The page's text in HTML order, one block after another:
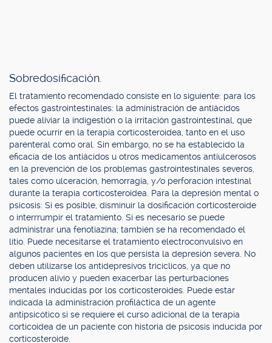
Sobredosificación.
El tratamiento recomendado consiste en lo siguiente: para los
efectos gastrointestinales: la administración de antiácidos
puede aliviar la indigestión o la irritación gastrointestinal, que
puede ocurrir en la terapia corticosteroidea, tanto en el uso
parenteral como oral. Sin embargo, no se ha establecido la
eficacia de los antiácidos u otros medicamentos antiulcerosos
en la prevención de los problemas gastrointestinales severos,
tales como ulceración, hemorragia, y/o perforación intestinal
durante la terapia corticosteroidea. Para la depresión mental o
psicosis: Si es posible, disminuir la dosificación corticosteroide
o interrrumpir el tratamiento. Si es necesario se puede
administrar una fenotiazina; también se ha recomendado el
litio. Puede necesitarse el tratamiento electroconvulsivo en
algunos pacientes en los que persista la depresión severa. No
deben utilizarse los antidepresivos tricíclicos, ya que no
producen alivio y pueden exacerbar las perturbaciones
mentales inducidas por los corticosteroides. Puede estar
indicada la administración profiláctica de un agente
antipsicótico si se requiere el curso adicional de la terapia
corticoidea de un paciente con historia de psicosis inducida por
corticosteroide.